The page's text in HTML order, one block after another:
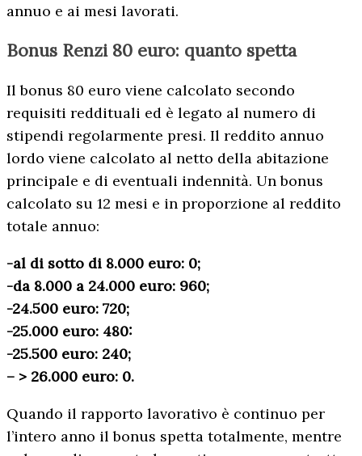
annuo e ai mesi lavorati.
Bonus Renzi 80 euro: quanto spetta
Il bonus 80 euro viene calcolato secondo
requisiti reddituali ed è legato al numero di
stipendi regolarmente presi. Il reddito annuo
lordo viene calcolato al netto della abitazione
principale e di eventuali indennità. Un bonus
calcolato su 12 mesi e in proporzione al reddito
totale annuo:
-al di sotto di 8.000 euro: 0;
-da 8.000 a 24.000 euro: 960;
-24.500 euro: 720;
-25.000 euro: 480:
-25.500 euro: 240;
– > 26.000 euro: 0.
Quando il rapporto lavorativo è continuo per
l’intero anno il bonus spetta totalmente, mentre